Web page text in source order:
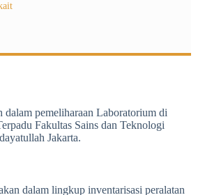
dalam pemeliharaan Laboratorium di
Fakultas Sains dan Teknologi
Jakarta.
dalam lingkup inventarisasi peralatan